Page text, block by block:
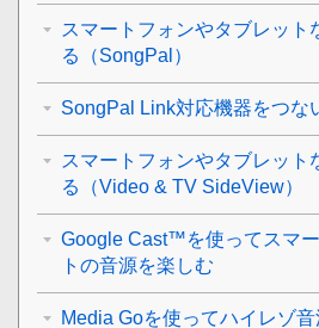
スマートフォンやタブレット
る（SongPal）
SongPal Link対応機器をつな
スマートフォンやタブレット
る（Video & TV SideView）
Google Cast™を使ってスマ
トの音源を楽しむ
Media Goを使ってハイレゾ